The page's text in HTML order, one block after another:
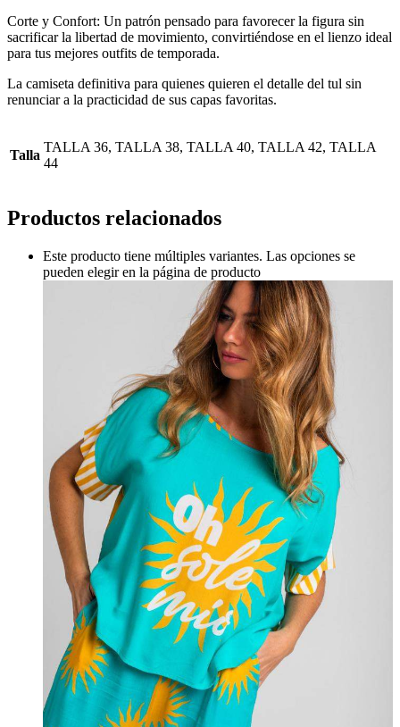
Corte y Confort: Un patrón pensado para favorecer la figura sin
sacrificar la libertad de movimiento, convirtiéndose en el lienzo ideal
para tus mejores outfits de temporada.
La camiseta definitiva para quienes quieren el detalle del tul sin
renunciar a la practicidad de sus capas favoritas.
Talla
TALLA 36, TALLA 38, TALLA 40, TALLA 42, TALLA
44
Productos relacionados
Este producto tiene múltiples variantes. Las opciones se
pueden elegir en la página de producto